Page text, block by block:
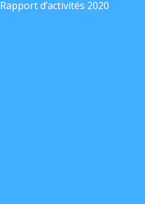
Rapport d’activités 2020